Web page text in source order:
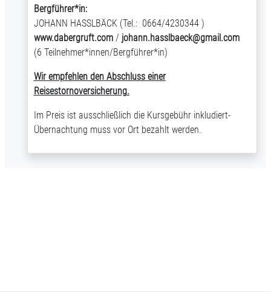
Bergführer*in:
JOHANN HASSLBÄCK (Tel.: 0664/4230344 )
www.dabergruft.com/ johann.hasslbaeck@gmail.com
(6 Teilnehmer*innen/Bergführer*in)
Wir empfehlen den Abschluss einer
Reisestornoversicherung.
Im Preis ist ausschließlich die Kursgebühr inkludiert-
Übernachtung muss vor Ort bezahlt werden.